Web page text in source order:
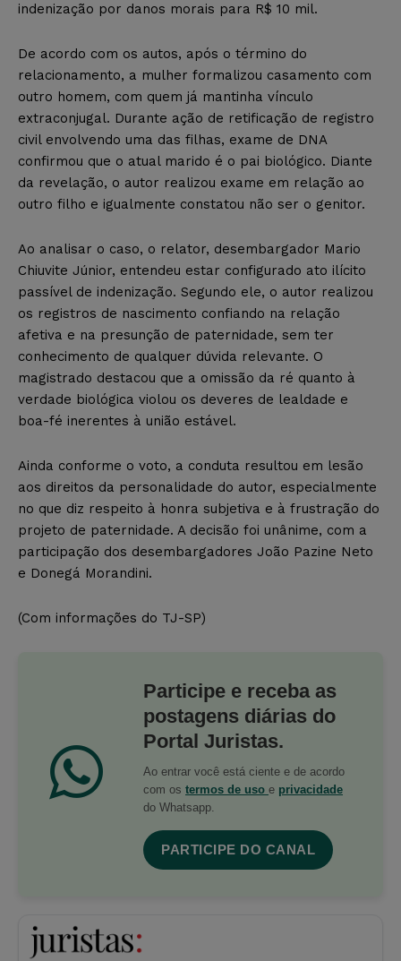
indenização por danos morais para R$ 10 mil.
De acordo com os autos, após o término do
relacionamento, a mulher formalizou casamento com
outro homem, com quem já mantinha vínculo
extraconjugal. Durante ação de retificação de registro
civil envolvendo uma das filhas, exame de DNA
confirmou que o atual marido é o pai biológico. Diante
da revelação, o autor realizou exame em relação ao
outro filho e igualmente constatou não ser o genitor.
Ao analisar o caso, o relator, desembargador Mario
Chiuvite Júnior, entendeu estar configurado ato ilícito
passível de indenização. Segundo ele, o autor realizou
os registros de nascimento confiando na relação
afetiva e na presunção de paternidade, sem ter
conhecimento de qualquer dúvida relevante. O
magistrado destacou que a omissão da ré quanto à
verdade biológica violou os deveres de lealdade e
boa-fé inerentes à união estável.
Ainda conforme o voto, a conduta resultou em lesão
aos direitos da personalidade do autor, especialmente
no que diz respeito à honra subjetiva e à frustração do
projeto de paternidade. A decisão foi unânime, com a
participação dos desembargadores João Pazine Neto
e Donegá Morandini.
(Com informações do TJ-SP)
Participe e receba as
postagens diárias do
Portal Juristas.
Ao entrar você está ciente e de acordo
com os termos de uso e privacidade
do Whatsapp.
PARTICIPE DO CANAL